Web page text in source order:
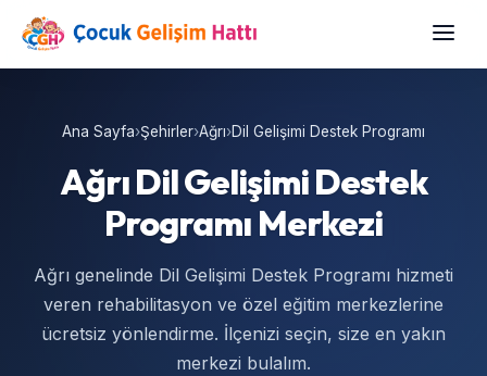
Ana Sayfa›Şehirler›Ağrı›Dil Gelişimi Destek Programı
Ağrı Dil Gelişimi Destek
Programı Merkezi
Ağrı genelinde Dil Gelişimi Destek Programı hizmeti
veren rehabilitasyon ve özel eğitim merkezlerine
ücretsiz yönlendirme. İlçenizi seçin, size en yakın
merkezi bulalım.